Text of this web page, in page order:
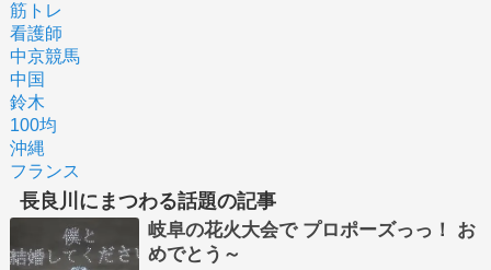
筋トレ
看護師
中京競馬
中国
鈴木
100均
沖縄
フランス
長良川にまつわる話題の記事
岐阜の花火大会で プロポーズっっ！ お
めでとう～